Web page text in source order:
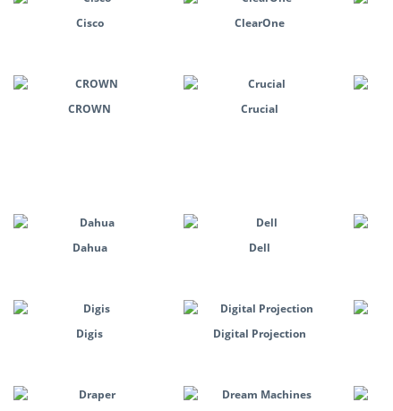
Cisco ClearOne
CROWN Crucial
Dahua Dell
Digis Digital Projection